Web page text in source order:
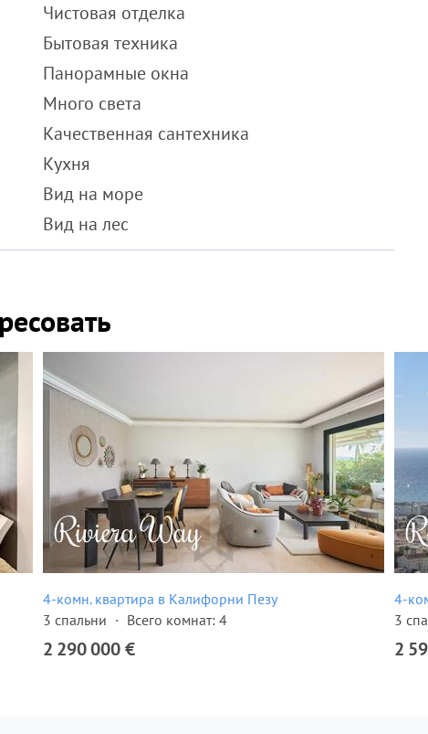
Чистовая отделка
Бытовая техника
Панорамные окна
Много света
Качественная сантехника
Кухня
Вид на море
Вид на лес
4-комн. квартира в Калифорни Пезу
3 спальни
Всего комнат: 4
2 290 000 €
4-
3
2